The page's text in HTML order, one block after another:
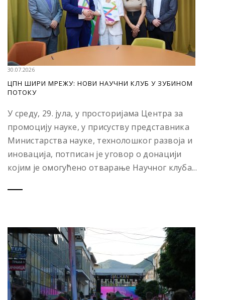
30.07.2026
ЦПН ШИРИ МРЕЖУ: НОВИ НАУЧНИ КЛУБ У ЗУБИНОМ
ПОТОКУ
У среду, 29. јула, у просторијама Центра за
промоцију науке, у присуству представника
Министарства науке, технолошког развоја и
иновација, потписан је уговор о донацији
којим је омогућено отварање Научног клуба...